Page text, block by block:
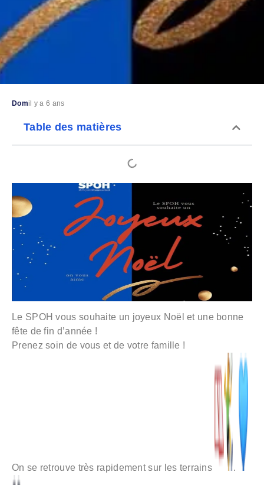
Domil y a 6 ans
Table des matières
Le SPOH vous souhaite un joyeux Noël et une bonne
fête de fin d’année !
Prenez soin de vous et de votre famille !
On se retrouve très rapidement sur les terrains .